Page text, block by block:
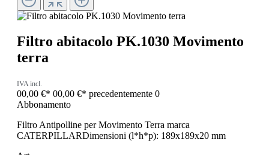
Filtro abitacolo PK.1030 Movimento
terra
IVA incl.
00,00 €* 00,00 €* precedentemente 0
Abbonamento
Filtro Antipolline per Movimento Terra marca
CATERPILLARDimensioni (l*h*p): 189x189x20 mm